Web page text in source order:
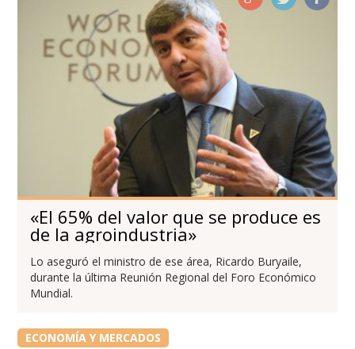
«El 65% del valor que se produce es
de la agroindustria»
Lo aseguró el ministro de ese área, Ricardo Buryaile,
durante la última Reunión Regional del Foro Económico
Mundial.
ECONOMÍA Y MERCADOS